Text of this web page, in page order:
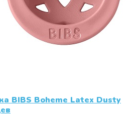
BIBS Boheme Latex Dusty